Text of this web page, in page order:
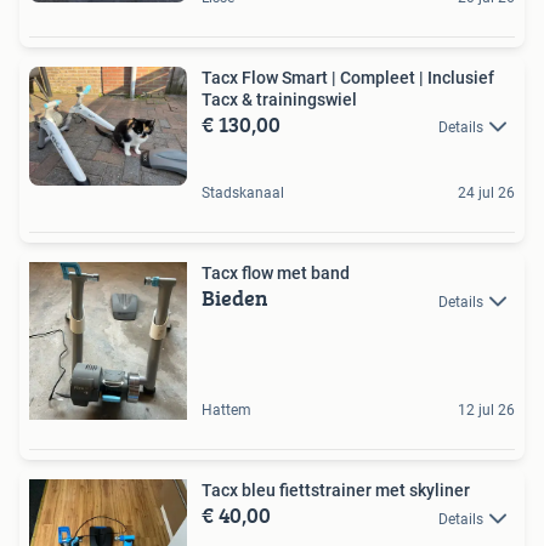
Tacx Flow Smart | Compleet | Inclusief
Tacx & trainingswiel
€ 130,00 Details
Stadskanaal 24 jul 26
Tacx flow met band
Bieden Details
Hattem 12 jul 26
Tacx bleu fiettstrainer met skyliner
€ 40,00 Details